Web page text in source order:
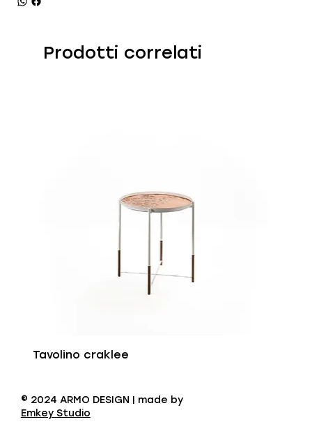
Prodotti correlati
Tavolino craklee
© 2024 ARMO DESIGN | made by
Emkey Studio